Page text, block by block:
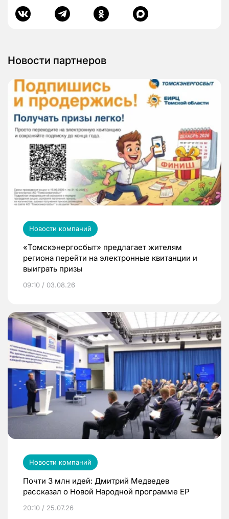
Новости партнеров
Новости компаний
«Томскэнергосбыт» предлагает жителям
региона перейти на электронные квитанции и
выиграть призы
09:10 / 03.08.26
Новости компаний
Почти 3 млн идей: Дмитрий Медведев
рассказал о Новой Народной программе ЕР
20:10 / 25.07.26